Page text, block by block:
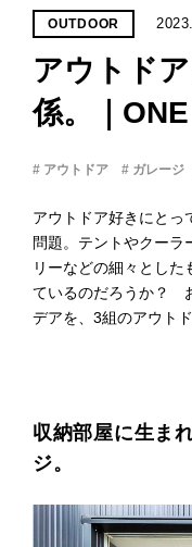
OUTDOOR
アウトド
係。｜
# アウトドア # ガレージ
アウトドア好きにとっ
問題。テントやクーラ
リーなどの細々とした
ているのだろうか？
デアを、3組のアウト
収納部屋に生ま
ジ。